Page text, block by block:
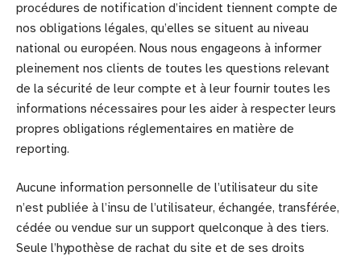
procédures de notification d’incident tiennent compte de
nos obligations légales, qu’elles se situent au niveau
national ou européen. Nous nous engageons à informer
pleinement nos clients de toutes les questions relevant
de la sécurité de leur compte et à leur fournir toutes les
informations nécessaires pour les aider à respecter leurs
propres obligations réglementaires en matière de
reporting.
Aucune information personnelle de l’utilisateur du site
n’est publiée à l’insu de l’utilisateur, échangée, transférée,
cédée ou vendue sur un support quelconque à des tiers.
Seule l’hypothèse de rachat du site et de ses droits